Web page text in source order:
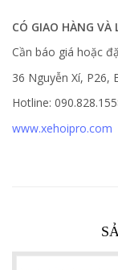
CÓ GIAO HÀNG
Cần báo giá hoặc
36 Nguyễn Xí, P26,
Hotline:
www.xehoipro.com